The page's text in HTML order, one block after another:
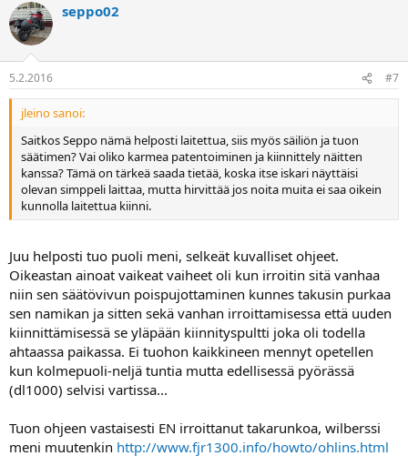
seppo02
5.2.2016 #7
jleino sanoi:
Saitkos Seppo nämä helposti laitettua, siis myös säiliön ja tuon
säätimen? Vai oliko karmea patentoiminen ja kiinnittely näitten
kanssa? Tämä on tärkeä saada tietää, koska itse iskari näyttäisi
olevan simppeli laittaa, mutta hirvittää jos noita muita ei saa oikein
kunnolla laitettua kiinni.
Juu helposti tuo puoli meni, selkeät kuvalliset ohjeet.
Oikeastan ainoat vaikeat vaiheet oli kun irroitin sitä vanhaa
niin sen säätövivun poispujottaminen kunnes takusin purkaa
sen namikan ja sitten sekä vanhan irroittamisessa että uuden
kiinnittämisessä se yläpään kiinnityspultti joka oli todella
ahtaassa paikassa. Ei tuohon kaikkineen mennyt opetellen
kun kolmepuoli-neljä tuntia mutta edellisessä pyörässä
(dl1000) selvisi vartissa...
Tuon ohjeen vastaisesti EN irroittanut takarunkoa, wilberssi
meni muutenkin http://www.fjr1300.info/howto/ohlins.html